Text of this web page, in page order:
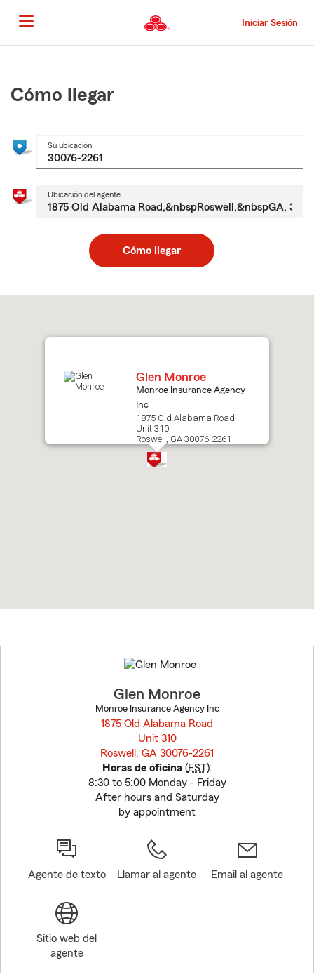
al
contenido
principal
Iniciar Sesión
principal
Cómo llegar
Su ubicación
Ubicación del agente
Cómo llegar
to
Glen Monroe
Monroe Insurance Agency
Inc
1875 Old Alabama Road
Unit 310
Roswell, GA 30076-2261
to
before
Glen Monroe
Monroe Insurance Agency Inc
1875 Old Alabama Road
Unit 310
Roswell, GA 30076-2261
Horas de oficina(EST):
8:30 to 5:00 Monday - Friday
After hours and Saturday
by appointment
Agente de texto Llamar al agente Email al agente
Sitio web del
agente